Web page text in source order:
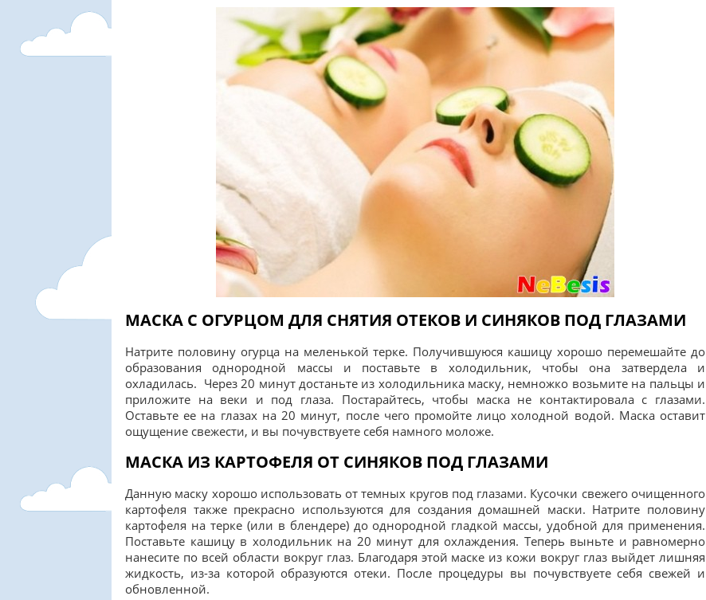
МАСКА С ОГУРЦОМ ДЛЯ СНЯТИЯ ОТЕКОВ И СИНЯКОВ ПОД ГЛАЗАМИ
Натрите половину огурца на меленькой терке. Получившуюся кашицу хорошо перемешайте до
образования однородной массы и поставьте в холодильник, чтобы она затвердела и
охладилась. Через 20 минут достаньте из холодильника маску, немножко возьмите на пальцы и
приложите на веки и под глаза. Постарайтесь, чтобы маска не контактировала с глазами.
Оставьте ее на глазах на 20 минут, после чего промойте лицо холодной водой. Маска оставит
ощущение свежести, и вы почувствуете себя намного моложе.
МАСКА ИЗ КАРТОФЕЛЯ ОТ СИНЯКОВ ПОД ГЛАЗАМИ
Данную маску хорошо использовать от темных кругов под глазами. Кусочки свежего очищенного
картофеля также прекрасно используются для создания домашней маски. Натрите половину
картофеля на терке (или в блендере) до однородной гладкой массы, удобной для применения.
Поставьте кашицу в холодильник на 20 минут для охлаждения. Теперь выньте и равномерно
нанесите по всей области вокруг глаз. Благодаря этой маске из кожи вокруг глаз выйдет лишняя
жидкость, из-за которой образуются отеки. После процедуры вы почувствуете себя свежей и
обновленной.